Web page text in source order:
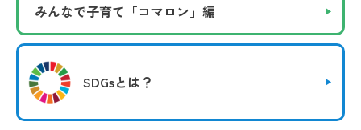
みんなで子育て 「コマロン」編
SDGsとは？